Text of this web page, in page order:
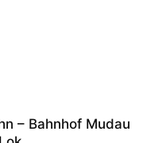
– Bahnhof Mudau